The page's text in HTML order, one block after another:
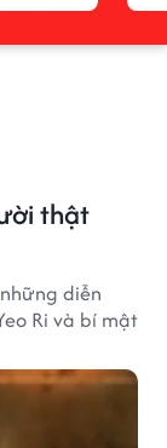
thật
diễn
Ri và bí mật